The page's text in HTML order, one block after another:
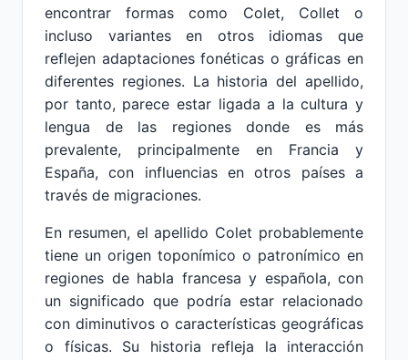
encontrar formas como Colet, Collet o
incluso variantes en otros idiomas que
reflejen adaptaciones fonéticas o gráficas en
diferentes regiones. La historia del apellido,
por tanto, parece estar ligada a la cultura y
lengua de las regiones donde es más
prevalente, principalmente en Francia y
España, con influencias en otros países a
través de migraciones.
En resumen, el apellido Colet probablemente
tiene un origen toponímico o patronímico en
regiones de habla francesa y española, con
un significado que podría estar relacionado
con diminutivos o características geográficas
o físicas. Su historia refleja la interacción